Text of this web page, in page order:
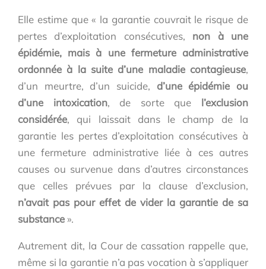
Elle estime que « la garantie couvrait le risque de
pertes d’exploitation consécutives, non à une
épidémie, mais à une fermeture administrative
ordonnée à la suite d’une maladie contagieuse,
d’un meurtre, d’un suicide, d’une épidémie ou
d’une intoxication, de sorte que l’exclusion
considérée, qui laissait dans le champ de la
garantie les pertes d’exploitation consécutives à
une fermeture administrative liée à ces autres
causes ou survenue dans d’autres circonstances
que celles prévues par la clause d’exclusion,
n’avait pas pour effet de vider la garantie de sa
substance».
Autrement dit, la Cour de cassation rappelle que,
même si la garantie n’a pas vocation à s’appliquer